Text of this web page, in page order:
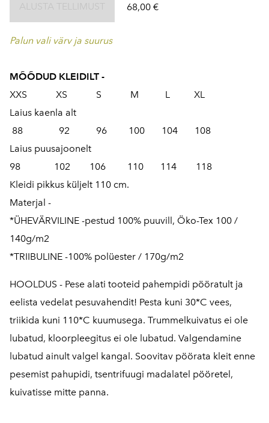
68,00 €
Palun vali värv ja suurus
MÕÕDUD KLEIDILT -
XXS XS S M L XL
Laius kaenla alt
88 92 96 100 104 108
Laius puusajoonelt
98 102 106 110 114 118
Kleidi pikkus küljelt 110 cm.
Materjal -
*ÜHEVÄRVILINE -pestud 100% puuvill, Öko-Tex 100 /
140g/m2
*TRIIBULINE -100% polüester / 170g/m2
HOOLDUS - Pese alati tooteid pahempidi pööratult ja
eelista vedelat pesuvahendit! Pesta kuni 30*C vees,
triikida kuni 110*C kuumusega. Trummelkuivatus ei ole
lubatud, kloorpleegitus ei ole lubatud. Valgendamine
lubatud ainult valgel kangal. Soovitav pöörata kleit enne
pesemist pahupidi, tsentrifuugi madalatel pööretel,
kuivatisse mitte panna.